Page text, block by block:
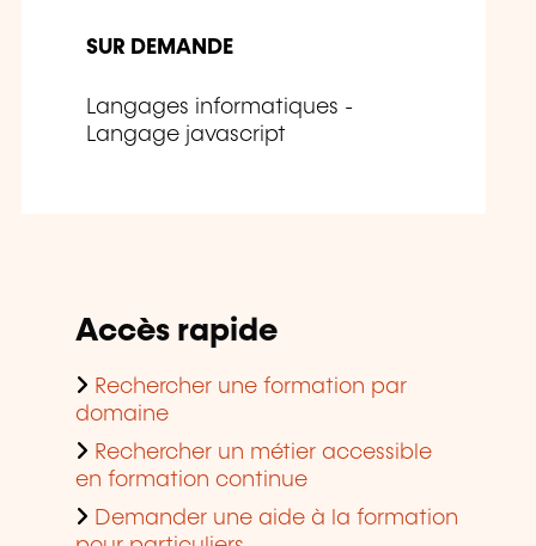
SUR DEMANDE
Langages informatiques -
Langage javascript
Accès rapide
Rechercher une formation par
domaine
Rechercher un métier accessible
en formation continue
Demander une aide à la formation